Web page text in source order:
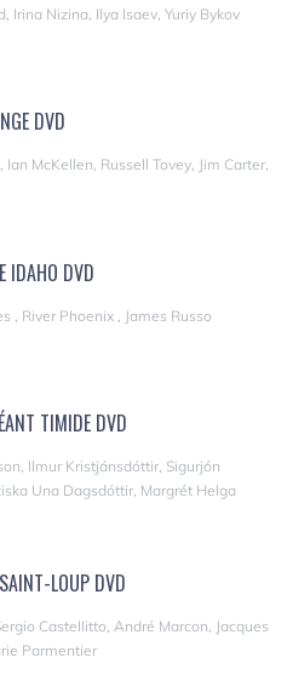
Irina Nizina, Ilya Isaev, Yuriy Bykov
DVD
McKellen, Russell Tovey, Jim Carter,
IDAHO DVD
, River Phoenix , James Russo
TIMIDE DVD
Ilmur Kristjánsdóttir, Sigurjón
Una Dagsdóttir, Margrét Helga
LOUP DVD
Castellitto, André Marcon, Jacques
Parmentier